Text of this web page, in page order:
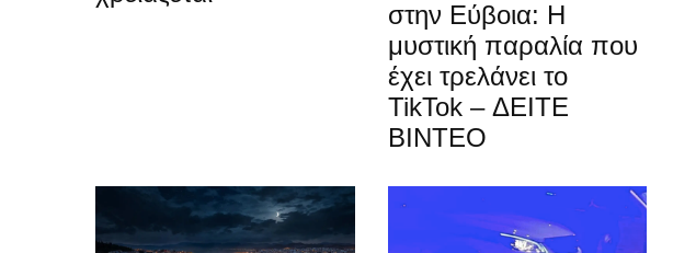
στην Εύβοια: Η
μυστική παραλία που
έχει τρελάνει το
TikTok – ΔΕΙΤΕ
ΒΙΝΤΕΟ